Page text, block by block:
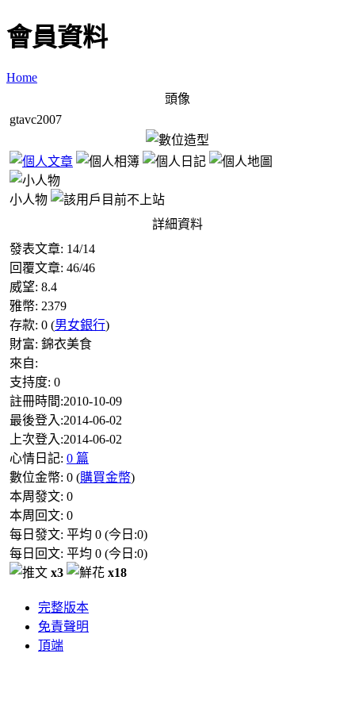
會員資料
Home
頭像
gtavc2007
小人物
詳細資料
發表文章: 14/14
回覆文章: 46/46
威望: 8.4
雅幣: 2379
存款: 0 (男女銀行)
財富: 錦衣美食
來自:
支持度: 0
註冊時間:2010-10-09
最後登入:2014-06-02
上次登入:2014-06-02
心情日記: 0 篇
數位金幣: 0 (購買金幣)
本周發文: 0
本周回文: 0
每日發文: 平均 0 (今日:0)
每日回文: 平均 0 (今日:0)
x3
x18
完整版本
免責聲明
頂端